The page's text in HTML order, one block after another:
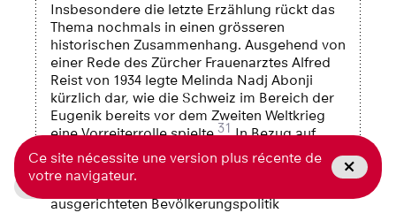
Insbesondere die letzte Erzählung rückt das
Thema nochmals in einen grösseren
historischen Zusammenhang. Ausgehend von
einer Rede des Zürcher Frauenarztes Alfred
Reist von 1934 legte Melinda Nadj Abonji
kürzlich dar, wie die Schweiz im Bereich der
Eugenik bereits vor dem Zweiten Weltkrieg
eine Vorreiterrolle spielte.31In Bezug auf
Abtreibungen hält sie fest, dass diese ein
mögliches Druckmittel waren, um im Kontext
einer klassistisch und rassistisch
ausgerichteten Bevölkerungspolitik
Télecharger l'article en PDF
Ce site nécessite une version plus récente de
votre navigateur.